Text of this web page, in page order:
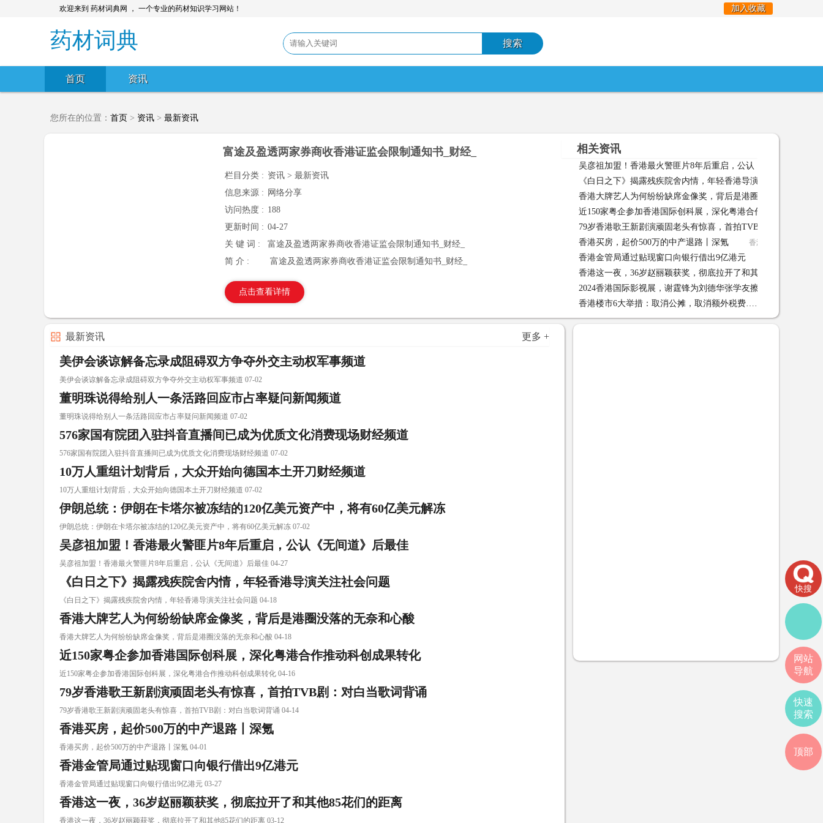
欢迎来到 药材词典网 ， 一个专业的药材知识学习网站！ 加入收藏
药材词典
首页 资讯
您所在的位置： 首页 > 资讯 > 最新资讯
富途及盈透两家券商收香港证监会限制通知书_财经_
栏目分类 : 资讯 > 最新资讯
信息来源 : 网络分享
访问热度 : 188
更新时间 : 04-27
关 键 词 :
富途及盈透两家券商收香港证监会限制通知书_财经_
简 介 :
富途及盈透两家券商收香港证监会限制通知书_财经_
点击查看详情
相关资讯
吴彦祖加盟！香港最火警匪片8年后重启，公认《无间道》后最佳
04-27
《白日之下》揭露残疾院舍内情，年轻香港导演关注社会问题
香港大牌艺人为何纷纷缺席金像奖，背后是港圈没落的无奈和心
04-18
近150家粤企参加香港国际创科展，深化粤港合作推动科创成果
化 04-16
79岁香港歌王新剧演顽固老头有惊喜，首拍TVB剧：对白当歌词
背诵 04-14
香港买房，起价500万的中产退路丨深氪 香港买房，起价500万
香港金管局通过贴现窗口向银行借出9亿港元
香港这一夜，36岁赵丽颖获奖，彻底拉开了和其他85花们的距离
12
2024香港国际影视展，谢霆锋为刘德华张学友擦海报新闻频道
香港楼市6大举措：取消公摊，取消额外税费……我们能抄作业
吗？ 03-05
最新资讯 更多 +
美伊会谈谅解备忘录成阻碍双方争夺外交主动权军事频道
美伊会谈谅解备忘录成阻碍双方争夺外交主动权军事频道 07-02
董明珠说得给别人一条活路回应市占率疑问新闻频道
董明珠说得给别人一条活路回应市占率疑问新闻频道 07-02
576家国有院团入驻抖音直播间已成为优质文化消费现场财经频道
576家国有院团入驻抖音直播间已成为优质文化消费现场财经频道 07-02
10万人重组计划背后，大众开始向德国本土开刀财经频道
10万人重组计划背后，大众开始向德国本土开刀财经频道 07-02
伊朗总统：伊朗在卡塔尔被冻结的120亿美元资产中，将有60亿美元解冻
伊朗总统：伊朗在卡塔尔被冻结的120亿美元资产中，将有60亿美元解冻 07-02
吴彦祖加盟！香港最火警匪片8年后重启，公认《无间道》后最佳
吴彦祖加盟！香港最火警匪片8年后重启，公认《无间道》后最佳 04-27
《白日之下》揭露残疾院舍内情，年轻香港导演关注社会问题
《白日之下》揭露残疾院舍内情，年轻香港导演关注社会问题 04-18
香港大牌艺人为何纷纷缺席金像奖，背后是港圈没落的无奈和心酸
香港大牌艺人为何纷纷缺席金像奖，背后是港圈没落的无奈和心酸 04-18
近150家粤企参加香港国际创科展，深化粤港合作推动科创成果转化
近150家粤企参加香港国际创科展，深化粤港合作推动科创成果转化 04-16
79岁香港歌王新剧演顽固老头有惊喜，首拍TVB剧：对白当歌词背诵
79岁香港歌王新剧演顽固老头有惊喜，首拍TVB剧：对白当歌词背诵 04-14
香港买房，起价500万的中产退路丨深氪
香港买房，起价500万的中产退路丨深氪 04-01
香港金管局通过贴现窗口向银行借出9亿港元
香港金管局通过贴现窗口向银行借出9亿港元 03-27
香港这一夜，36岁赵丽颖获奖，彻底拉开了和其他85花们的距离
香港这一夜，36岁赵丽颖获奖，彻底拉开了和其他85花们的距离 03-12
快搜
网站
导航
快速
搜索
顶部